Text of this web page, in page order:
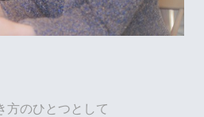
方のひとつとして